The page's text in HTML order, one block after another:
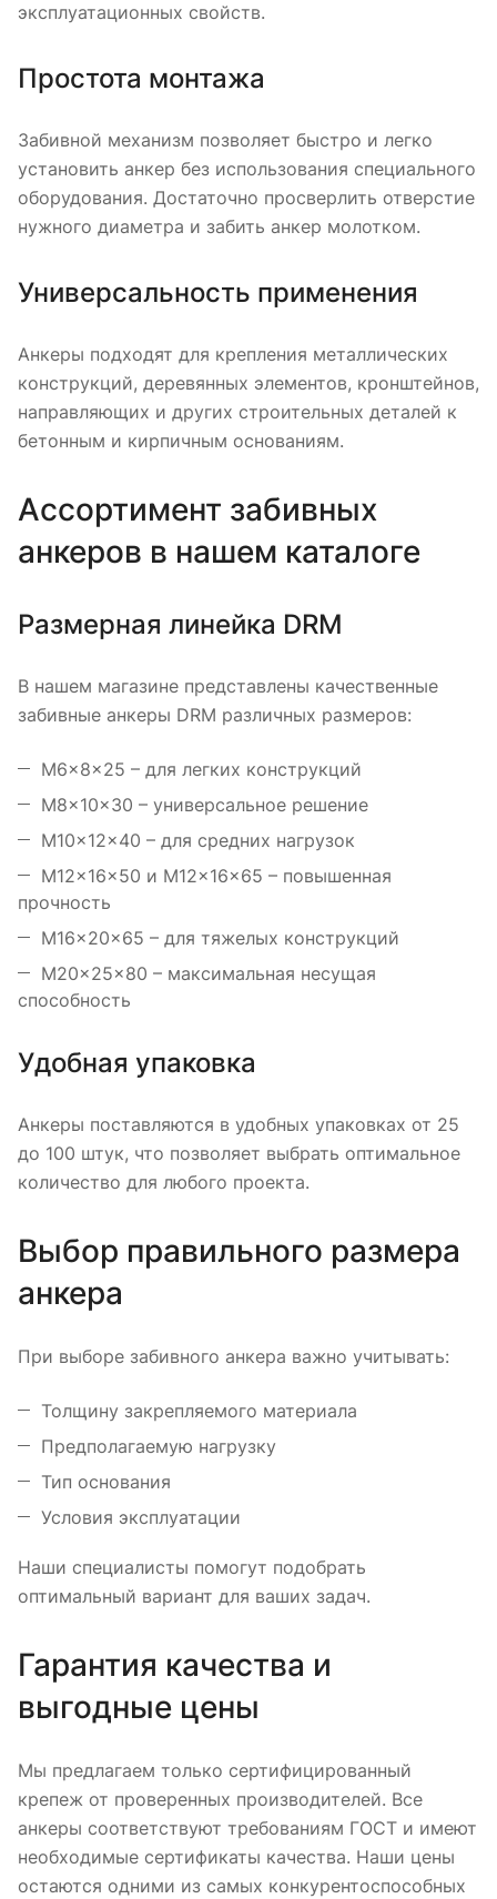
эксплуатационных свойств.
Простота монтажа
Забивной механизм позволяет быстро и легко
установить анкер без использования специального
оборудования. Достаточно просверлить отверстие
нужного диаметра и забить анкер молотком.
Универсальность применения
Анкеры подходят для крепления металлических
конструкций, деревянных элементов, кронштейнов,
направляющих и других строительных деталей к
бетонным и кирпичным основаниям.
Ассортимент забивных
анкеров в нашем каталоге
Размерная линейка DRM
В нашем магазине представлены качественные
забивные анкеры DRM различных размеров:
М6×8×25 – для легких конструкций
М8×10×30 – универсальное решение
М10×12×40 – для средних нагрузок
М12×16×50 и М12×16×65 – повышенная
прочность
М16×20×65 – для тяжелых конструкций
М20×25×80 – максимальная несущая
способность
Удобная упаковка
Анкеры поставляются в удобных упаковках от 25
до 100 штук, что позволяет выбрать оптимальное
количество для любого проекта.
Выбор правильного размера
анкера
При выборе забивного анкера важно учитывать:
Толщину закрепляемого материала
Предполагаемую нагрузку
Тип основания
Условия эксплуатации
Наши специалисты помогут подобрать
оптимальный вариант для ваших задач.
Гарантия качества и
выгодные цены
Мы предлагаем только сертифицированный
крепеж от проверенных производителей. Все
анкеры соответствуют требованиям ГОСТ и имеют
необходимые сертификаты качества. Наши цены
остаются одними из самых конкурентоспособных